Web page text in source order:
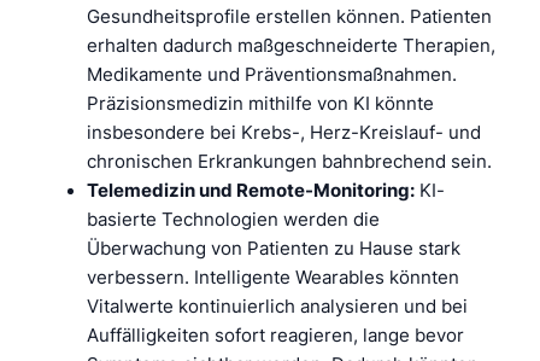
Gesundheitsprofile erstellen können. Patienten
erhalten dadurch maßgeschneiderte Therapien,
Medikamente und Präventionsmaßnahmen.
Präzisionsmedizin mithilfe von KI könnte
insbesondere bei Krebs-, Herz-Kreislauf- und
chronischen Erkrankungen bahnbrechend sein.
Telemedizin und Remote-Monitoring: KI-
basierte Technologien werden die
Überwachung von Patienten zu Hause stark
verbessern. Intelligente Wearables könnten
Vitalwerte kontinuierlich analysieren und bei
Auffälligkeiten sofort reagieren, lange bevor